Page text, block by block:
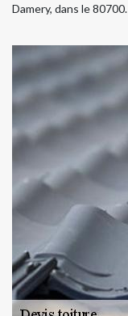
Damery, dans le 80700.